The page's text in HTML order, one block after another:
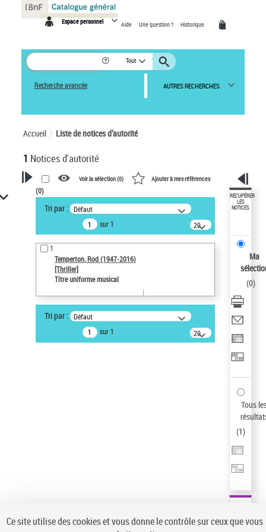
Espace personnel Aide Une question ? Historique
Tout
Recherche avancée AUTRES RECHERCHES
Accueil Liste de notices d’autorité
1 Notices d'autorité
VOTRE RECHERCHE
Recherche avancée dans les
notices d’autorité
Œuvres liées à l'auteur :
Temperton, Rod (1947-2016)
Type de notice d'autorité
Type de notice d'autorité
Voir la sélection (0) Ajouter à mes références
(0)
Tri par : Défaut
sur 1
20
résultats/page
1
Temperton, Rod (1947-2016)
[Thriller]
Titre uniforme musical
Tri par : Défaut
sur 1
20
résultats/page
RÉCUPÉRER
LES
NOTICES
Ma
(0)
Tous
(1)
Panneau de gestion des cookies
Ce site utilise des cookies et vous donne le contrôle sur ceux que vous